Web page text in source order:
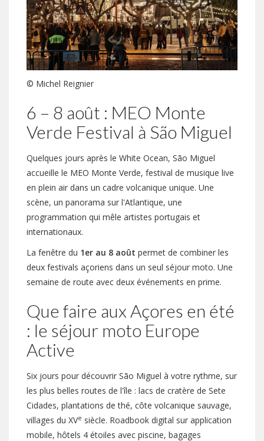
© Michel Reignier
6 – 8 août : MEO Monte
Verde Festival à São Miguel
Quelques jours après le White Ocean, São Miguel
accueille le MEO Monte Verde, festival de musique live
en plein air dans un cadre volcanique unique. Une
scène, un panorama sur l'Atlantique, une
programmation qui mêle artistes portugais et
internationaux.
La fenêtre du 1er au 8 août permet de combiner les
deux festivals açoriens dans un seul séjour moto. Une
semaine de route avec deux événements en prime.
Que faire aux Açores en été
: le séjour moto Europe
Active
Six jours pour découvrir São Miguel à votre rythme, sur
les plus belles routes de l'île : lacs de cratère de Sete
Cidades, plantations de thé, côte volcanique sauvage,
villages du XVe siècle. Roadbook digital sur application
mobile, hôtels 4 étoiles avec piscine, bagages